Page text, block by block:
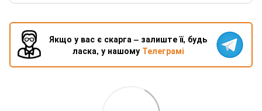
Якщо у вас є скарга – залиште її, будь
ласка, у нашому Телеграмі